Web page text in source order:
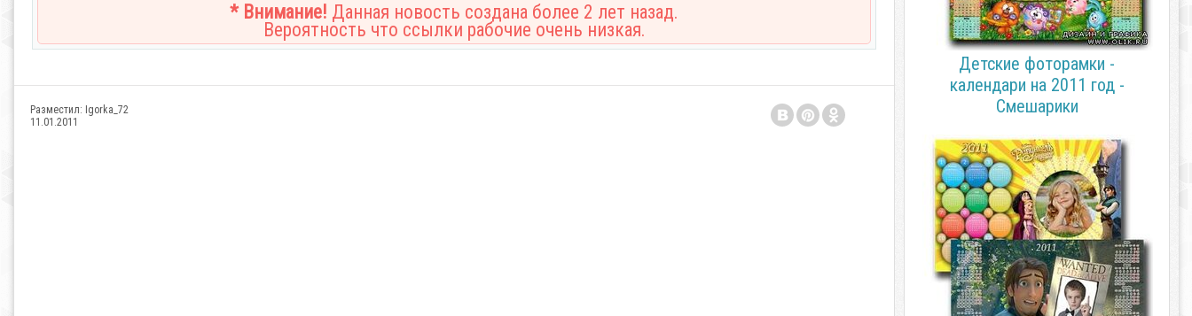
* Внимание! Данная новость создана более 2 лет назад.
Вероятность что ссылки рабочие очень низкая.
Разместил: Igorka_72
11.01.2011
Детские фоторамки -
календари на 2011 год -
Смешарики